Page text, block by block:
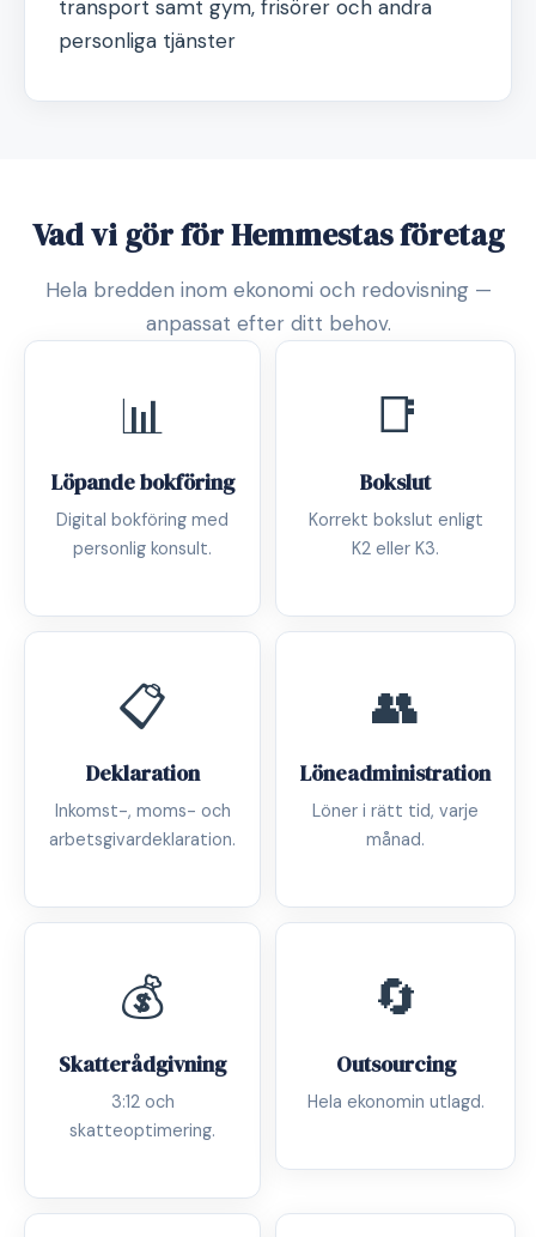
transport samt gym, frisörer och andra
personliga tjänster
Vad vi gör för Hemmestas företag
Hela bredden inom ekonomi och redovisning —
anpassat efter ditt behov.
📊
Löpande bokföring
Digital bokföring med
personlig konsult.
📑
Bokslut
Korrekt bokslut enligt
K2 eller K3.
📋
Deklaration
Inkomst-, moms- och
arbetsgivardeklaration.
👥
Löneadministration
Löner i rätt tid, varje
månad.
💰
Skatterådgivning
3:12 och
skatteoptimering.
🔄
Outsourcing
Hela ekonomin utlagd.